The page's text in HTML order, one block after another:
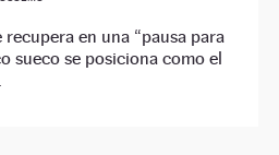
en una “pausa para
sueco se posiciona como el